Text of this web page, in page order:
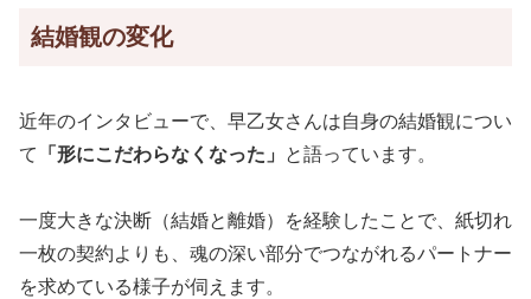
結婚観の変化
近年のインタビューで、早乙女さんは自身の結婚観につい
て
「形にこだわらなくなった」 と語っています。
一度大きな決断（結婚と離婚）を経験したことで、紙切れ
一枚の契約よりも、魂の深い部分でつながれるパートナー
を求めている様子が伺えます。